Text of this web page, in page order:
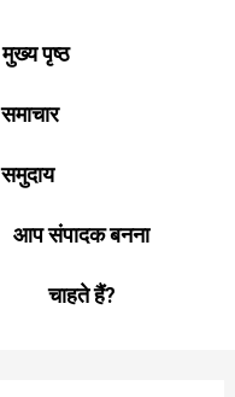
मुख्य पृष्ठ
समाचार
समुदाय
आप संपादक बनना
चाहते हैं?